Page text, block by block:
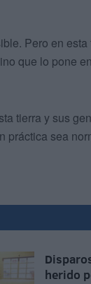
Pero en esta
que lo pone
tierra y sus
práctica sea
herido